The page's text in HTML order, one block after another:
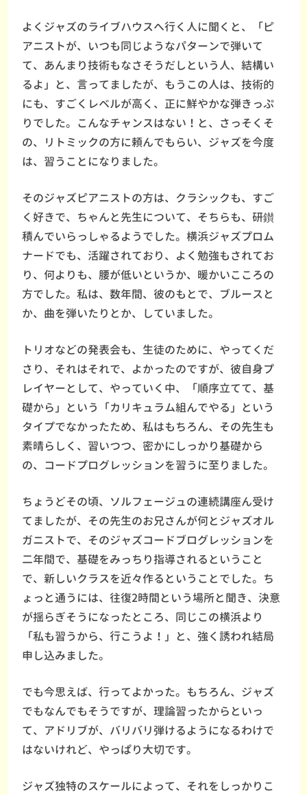
よくジャズのライブハウスへ行く人に聞くと、「ピ
アニストが、いつも同じようなパターンで弾いて
て、あんまり技術もなさそうだしという人、結構い
るよ」と、言ってましたが、もうこの人は、技術的
にも、すごくレベルが高く、正に鮮やかな弾きっぷ
りでした。こんなチャンスはない！と、さっそくそ
の、リトミックの方に頼んでもらい、ジャズを今度
は、習うことになりました。
そのジャズピアニストの方は、クラシックも、すご
く好きで、ちゃんと先生について、そちらも、研鑚
積んでいらっしゃるようでした。横浜ジャズプロム
ナードでも、活躍されており、よく勉強もされてお
り、何よりも、腰が低いというか、暖かいこころの
方でした。私は、数年間、彼のもとで、ブルースと
か、曲を弾いたりとか、していました。
トリオなどの発表会も、生徒のために、やってくだ
さり、それはそれで、よかったのですが、彼自身プ
レイヤーとして、やっていく中、「順序立てて、基
礎から」という「カリキュラム組んでやる」という
タイプでなかったため、私はもちろん、その先生も
素晴らしく、習いつつ、密かにしっかり基礎から
の、コードプログレッションを習うに至りました。
ちょうどその頃、ソルフェージュの連続講座ん受け
てましたが、その先生のお兄さんが何とジャズオル
ガニストで、そのジャズコードブログレッションを
二年間で、基礎をみっちり指導されるということ
で、新しいクラスを近々作るということでした。ち
ょっと通うには、往復2時間という場所と聞き、決意
が揺らぎそうになったところ、同じこの横浜より
「私も習うから、行こうよ！」と、強く誘われ結局
申し込みました。
でも今思えば、行ってよかった。もちろん、ジャズ
でもなんでもそうですが、理論習ったからといっ
て、アドリブが、バリバリ弾けるようになるわけで
はないけれど、やっぱり大切です。
ジャズ独特のスケールによって、それをしっかりこ